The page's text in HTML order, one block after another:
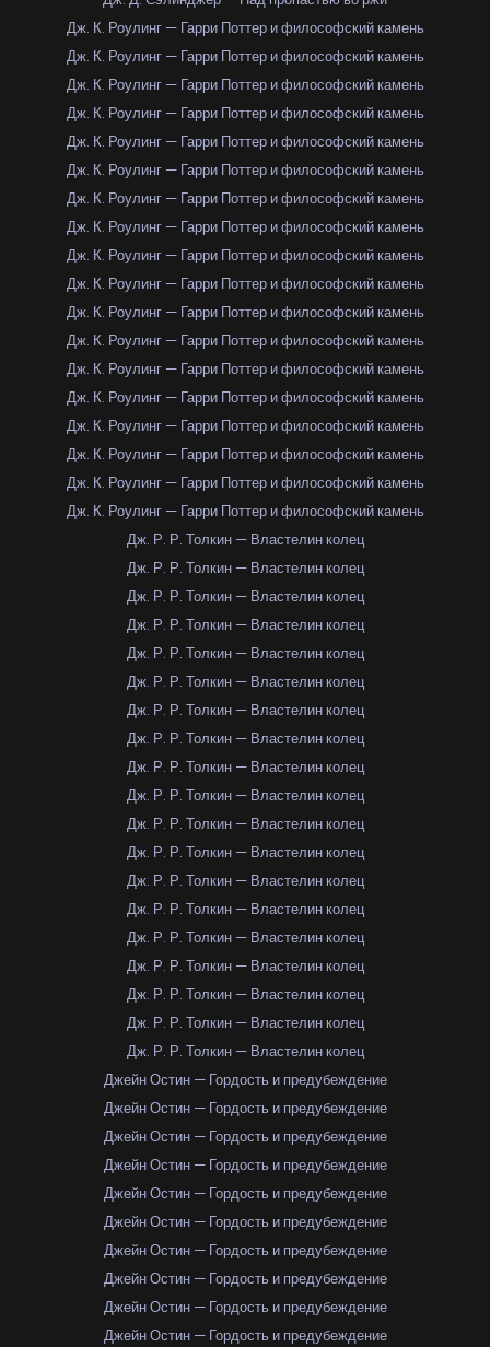
Дж. К. Роулинг — Гарри Поттер и философский камень
Дж. К. Роулинг — Гарри Поттер и философский камень
Дж. К. Роулинг — Гарри Поттер и философский камень
Дж. К. Роулинг — Гарри Поттер и философский камень
Дж. К. Роулинг — Гарри Поттер и философский камень
Дж. К. Роулинг — Гарри Поттер и философский камень
Дж. К. Роулинг — Гарри Поттер и философский камень
Дж. К. Роулинг — Гарри Поттер и философский камень
Дж. К. Роулинг — Гарри Поттер и философский камень
Дж. К. Роулинг — Гарри Поттер и философский камень
Дж. К. Роулинг — Гарри Поттер и философский камень
Дж. К. Роулинг — Гарри Поттер и философский камень
Дж. К. Роулинг — Гарри Поттер и философский камень
Дж. К. Роулинг — Гарри Поттер и философский камень
Дж. К. Роулинг — Гарри Поттер и философский камень
Дж. К. Роулинг — Гарри Поттер и философский камень
Дж. К. Роулинг — Гарри Поттер и философский камень
Дж. К. Роулинг — Гарри Поттер и философский камень
Дж. Р. Р. Толкин — Властелин колец
Дж. Р. Р. Толкин — Властелин колец
Дж. Р. Р. Толкин — Властелин колец
Дж. Р. Р. Толкин — Властелин колец
Дж. Р. Р. Толкин — Властелин колец
Дж. Р. Р. Толкин — Властелин колец
Дж. Р. Р. Толкин — Властелин колец
Дж. Р. Р. Толкин — Властелин колец
Дж. Р. Р. Толкин — Властелин колец
Дж. Р. Р. Толкин — Властелин колец
Дж. Р. Р. Толкин — Властелин колец
Дж. Р. Р. Толкин — Властелин колец
Дж. Р. Р. Толкин — Властелин колец
Дж. Р. Р. Толкин — Властелин колец
Дж. Р. Р. Толкин — Властелин колец
Дж. Р. Р. Толкин — Властелин колец
Дж. Р. Р. Толкин — Властелин колец
Дж. Р. Р. Толкин — Властелин колец
Дж. Р. Р. Толкин — Властелин колец
Джейн Остин — Гордость и предубеждение
Джейн Остин — Гордость и предубеждение
Джейн Остин — Гордость и предубеждение
Джейн Остин — Гордость и предубеждение
Джейн Остин — Гордость и предубеждение
Джейн Остин — Гордость и предубеждение
Джейн Остин — Гордость и предубеждение
Джейн Остин — Гордость и предубеждение
Джейн Остин — Гордость и предубеждение
Джейн Остин — Гордость и предубеждение